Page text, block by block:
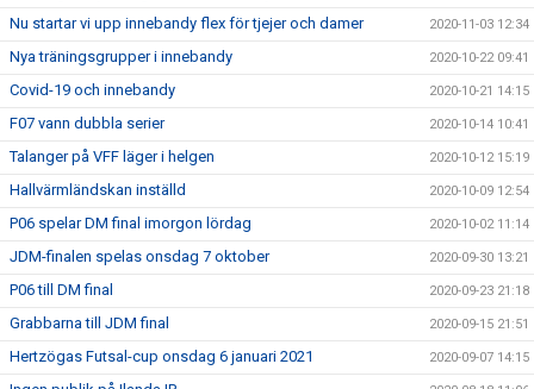
Nu startar vi upp innebandy flex för tjejer och damer 2020-11-03 12:34
Nya träningsgrupper i innebandy 2020-10-22 09:41
Covid-19 och innebandy 2020-10-21 14:15
F07 vann dubbla serier 2020-10-14 10:41
Talanger på VFF läger i helgen 2020-10-12 15:19
Hallvärmländskan inställd 2020-10-09 12:54
P06 spelar DM final imorgon lördag 2020-10-02 11:14
JDM-finalen spelas onsdag 7 oktober 2020-09-30 13:21
P06 till DM final 2020-09-23 21:18
Grabbarna till JDM final 2020-09-15 21:51
Hertzögas Futsal-cup onsdag 6 januari 2021 2020-09-07 14:15